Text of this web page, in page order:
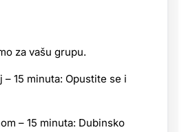
za vašu grupu.
– 15 minuta: Opustite se i
– 15 minuta: Dubinsko